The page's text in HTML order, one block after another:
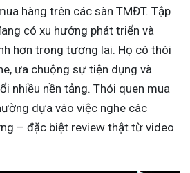
hàng trên các sàn TMĐT. Tập
có xu hướng phát triển và
hơn trong tương lai. Họ có thói
ưa chuộng sự tiện dụng và
nhiều nền tảng. Thói quen mua
dựa vào việc nghe các
– đặc biệt review thật từ video